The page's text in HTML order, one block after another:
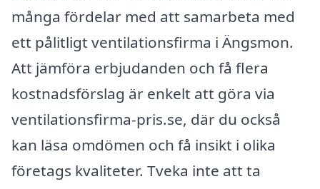
många fördelar med att samarbeta med
ett pålitligt ventilationsfirma i Ängsmon.
Att jämföra erbjudanden och få flera
kostnadsförslag är enkelt att göra via
ventilationsfirma-pris.se, där du också
kan läsa omdömen och få insikt i olika
företags kvaliteter. Tveka inte att ta